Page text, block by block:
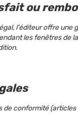
ou
l'éditeur offre une
les fenêtres de
de conformité